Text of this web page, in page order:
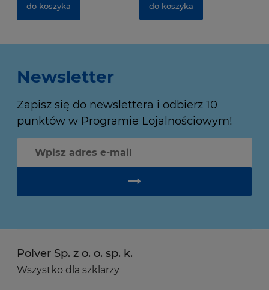
do koszyka do koszyka
Newsletter
Zapisz się do newslettera i odbierz 10
punktów w Programie Lojalnościowym!
Polver Sp. z o. o. sp. k.
Wszystko dla szklarzy